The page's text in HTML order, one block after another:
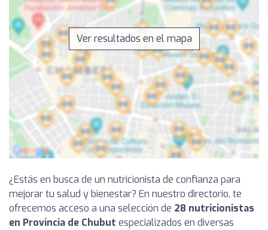
Ver resultados en el mapa
¿Estás en busca de un nutricionista de confianza para
mejorar tu salud y bienestar? En nuestro directorio, te
ofrecemos acceso a una selección de 28 nutricionistas
en Provincia de Chubut especializados en diversas